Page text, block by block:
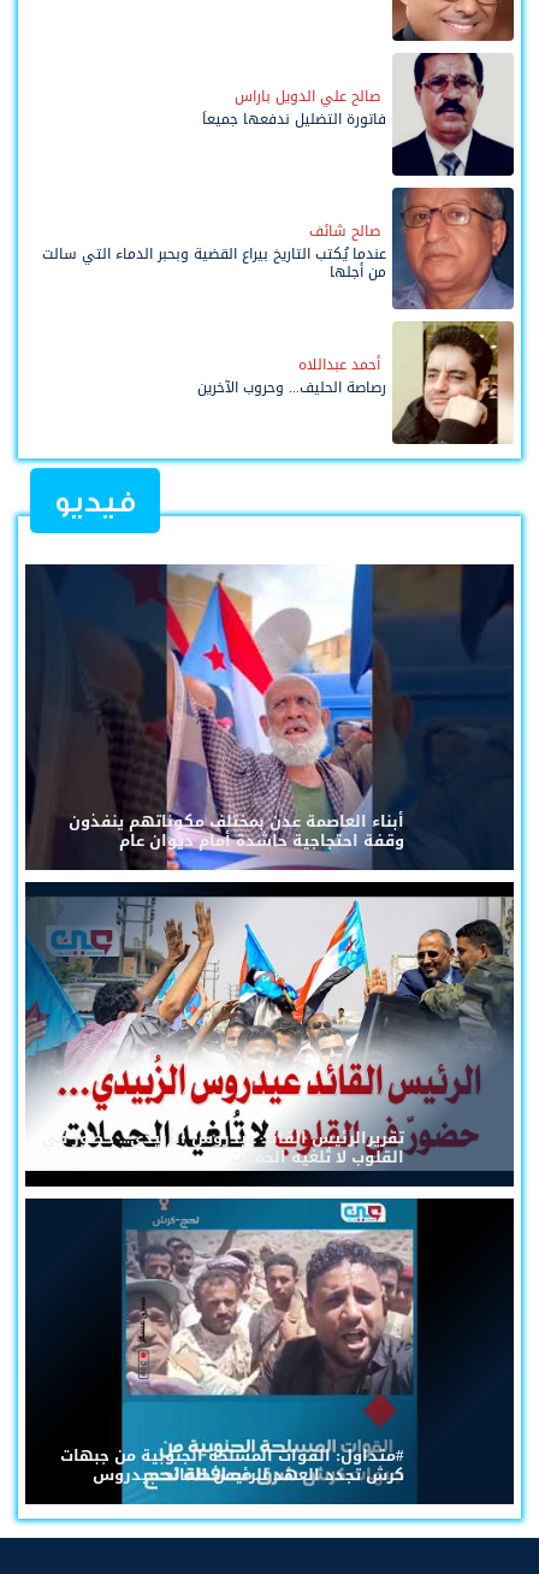
صالح علي الدويل باراس
فاتورة التضليل ندفعها جميعاً
صالح شائف
عندما يُكتب التاريخ بيراع القضية وبحبر الدماء التي سالت
من أجلها
أحمد عبداللاه
رصاصة الحليف... وحروب الآخرين
فيديو
أبناء العاصمة عدن بمختلف مكوناتهم ينفذون
وقفة احتجاجية حاشدة أمام ديوان عام
تقريرالرئيس القائد عيدروس الزُبيدي... حضورٌ في
القلوب لا تُلغيه الحملات
#متداول: القوات المسلحة الجنوبية من جبهات
كرش تجدد العهد للرئيس القائد عيدروس